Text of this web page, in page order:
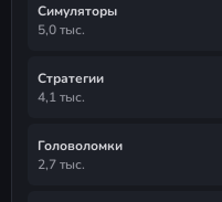
Симуляторы
5,0 тыс.
Стратегии
4,1 тыс.
Головоломки
2,7 тыс.